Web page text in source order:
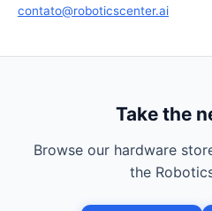
contato@roboticscenter.ai
Take the
Browse our hardware
the